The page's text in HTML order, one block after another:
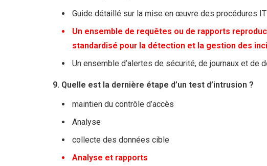
Guide détaillé sur la mise en œuvre des procédures IT
Un ensemble de requêtes ou de rapports
standardisé pour la détection et la gestion des
Un ensemble d’alertes de sécurité, de journaux et de
9. Quelle est la dernière étape d’un test d’intrusion ?
maintien du contrôle d’accès
Analyse
collecte des données cible
Analyse et rapports